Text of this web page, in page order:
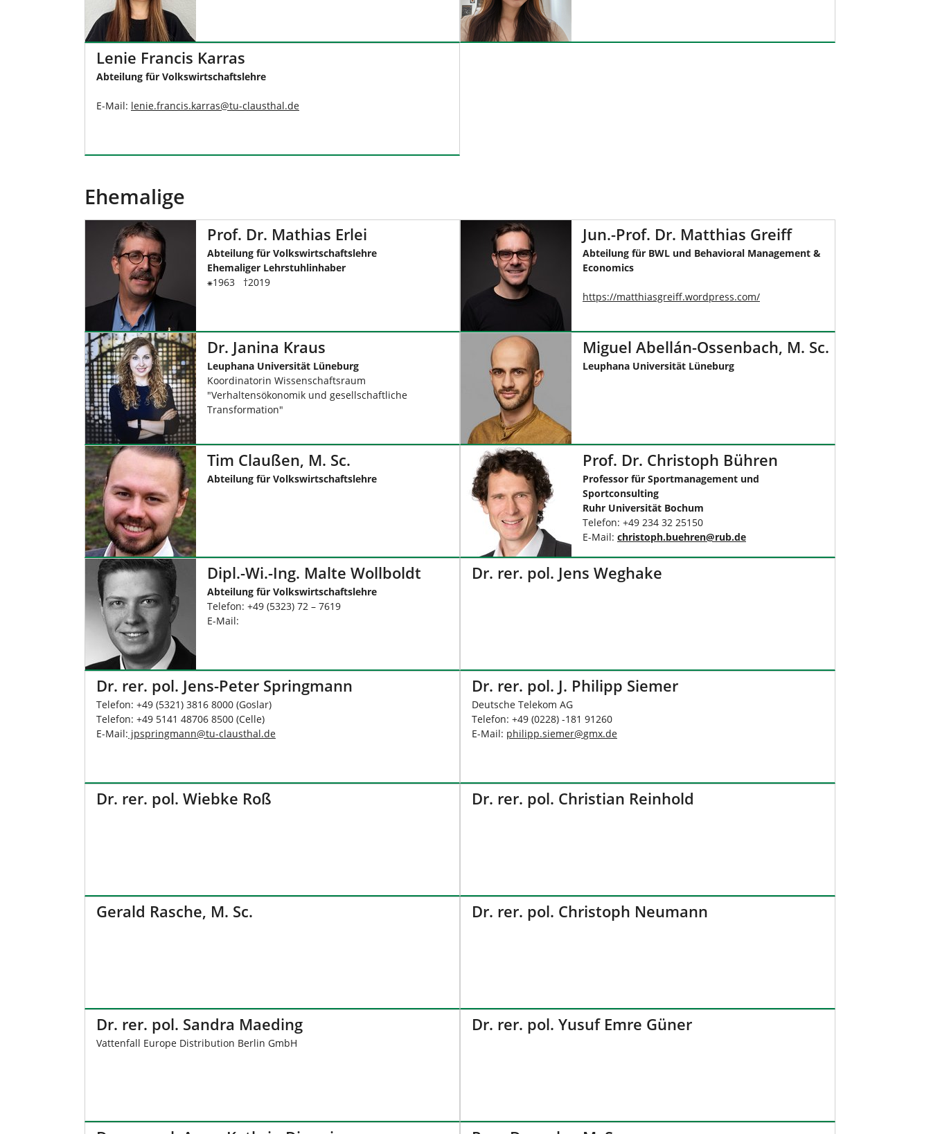
Lenie Francis Karras
Abteilung für Volkswirtschaftslehre
E-Mail: lenie.francis.karras@tu-clausthal.de
Ehemalige
Prof. Dr. Mathias Erlei
Abteilung für Volkswirtschaftslehre
Ehemaliger Lehrstuhlinhaber
⁕1963 †2019
Jun.-Prof. Dr. Matthias Greiff
Abteilung für BWL und Behavioral Management &
Economics
https://matthiasgreiff.wordpress.com/
Dr. Janina Kraus
Leuphana Universität Lüneburg
Koordinatorin Wissenschaftsraum
"Verhaltensökonomik und gesellschaftliche
Transformation"
Miguel Abellán-Ossenbach, M. Sc.
Leuphana Universität Lüneburg
Tim Claußen, M. Sc.
Abteilung für Volkswirtschaftslehre
Prof. Dr. Christoph Bühren
Professor für Sportmanagement und
Sportconsulting
Ruhr Universität Bochum
Telefon: +49 234 32 25150
E-Mail: christoph.buehren@rub.de
Dipl.-Wi.-Ing. Malte Wollboldt
Abteilung für Volkswirtschaftslehre
Telefon: +49 (5323) 72 – 7619
E-Mail:
Dr. rer. pol. Jens Weghake
Dr. rer. pol. Jens-Peter Springmann
Telefon: +49 (5321) 3816 8000 (Goslar)
Telefon: +49 5141 48706 8500 (Celle)
E-Mail: jpspringmann@tu-clausthal.de
Dr. rer. pol. J. Philipp Siemer
Deutsche Telekom AG
Telefon: +49 (0228) -181 91260
E-Mail: philipp.siemer@gmx.de
Dr. rer. pol. Wiebke Roß Dr. rer. pol. Christian Reinhold
Gerald Rasche, M. Sc. Dr. rer. pol. Christoph Neumann
Dr. rer. pol. Sandra Maeding
Vattenfall Europe Distribution Berlin GmbH
Dr. rer. pol. Yusuf Emre Güner